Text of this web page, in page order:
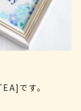
です。